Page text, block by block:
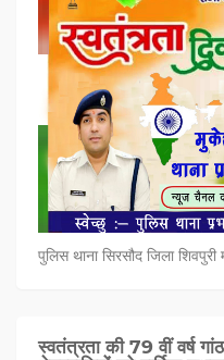
पुलिस थाना सिरसौद जिला
स्वतंत्रता की 79 वीं वर्ष